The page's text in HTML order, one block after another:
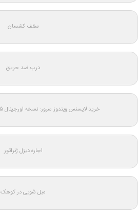
سقف کشسان
درب ضد حریق
خرید لایسنس ویندوز سرور: نسخه اورجینال Windows Server 2025
اجاره دیزل ژنراتور
مبل شویی در کوهک